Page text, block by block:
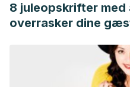
8 juleopskrifter
overrasker dine